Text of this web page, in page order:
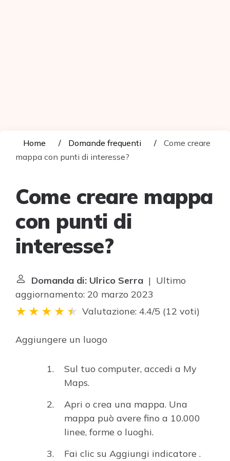
Home Domande frequenti
Come creare
mappa con punti di interesse?
Come creare mappa
con punti di
interesse?
Domanda di: Ulrico Serra | Ultimo
aggiornamento: 20 marzo 2023
Valutazione: 4.4/5 (12 voti)
Aggiungere un luogo
Sul tuo computer, accedi a My
Maps.
Apri o crea una mappa. Una
mappa può avere fino a 10.000
linee, forme o luoghi.
Fai clic su Aggiungi indicatore .